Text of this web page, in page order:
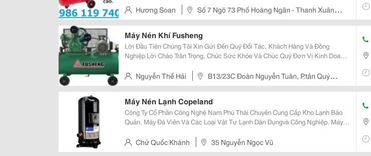
Hương Soan
Số 7 Ngõ 73 Phố Hoàng Ngân - Thanh Xuân -
Hà Nội -
Máy Nén Khí Fusheng
Lời Đầu Tiên Chúng Tôi Xin Gửi Đến Quý Đối Tác, Khách Hàng Và Đồng
Nghiệp Lời Chào Trân Trọng, Chúc Sức Khỏe Và Chúc Quý Đơn Vị Kinh Doanh
Trong Những Nhà Phân Phối, Đại Lý Cun
Nguyễn Thế Hải
B13/23C Đoàn Nguyễn Tuân, P.tân Quý
Tây, H.bình Chánh
Máy Nén Lạnh Copeland
Công Ty Cổ Phần Công Nghệ Nam Phú Thái Chuyên Cung Cấp Kho Lạnh Bảo
Quản, Máy Đá Viên Và Các Loại Vật Tư Lạnh Dân Dụngvà Công Nghiệp. Máy
Máy Nén Khí Copeland Zr54K
Chử Quốc Khánh 35 Nguyễn Ngọc Vũ